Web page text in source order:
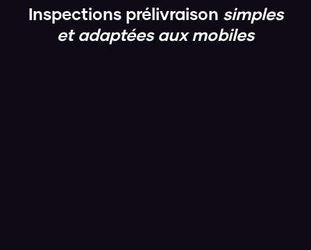
Inspections prélivraison simples
et adaptées aux mobiles